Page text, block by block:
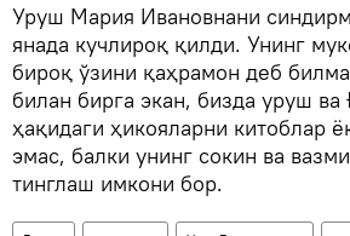
Уруш Мария Ивановнани
янада кучлироқ қилди. Унинг
бироқ ўзини қаҳрамон деб
билан бирга экан, бизда уруш ва
ҳақидаги ҳикояларни китоблар
эмас, балки унинг сокин ва
тинглаш имкони бор.